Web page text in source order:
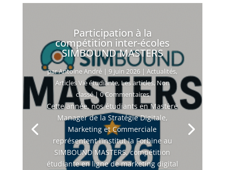
Participation à la
compétition inter-écoles
SIMBOUND MASTERS
parAntoine André |9 juin 2026 |Actualités,
Articles Vie étudiante, Les articles, Non
classé| 0 Commentaires
Cette année, nos étudiants en Mastère
Manager de la Stratégie Digitale,
Marketing et Commerciale
représentent l’Institut la Forbine au
SIMBOUND MASTERS, compétition
étudiante en ligne de marketing digital